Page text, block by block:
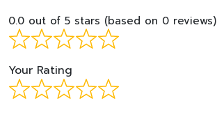
0.0 out of 5 stars (based on 0 reviews)
Your Rating